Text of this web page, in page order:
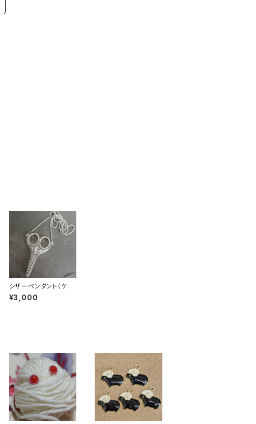
シザーペンダント（ケー
ス付手芸用ハサミ）
¥3,000